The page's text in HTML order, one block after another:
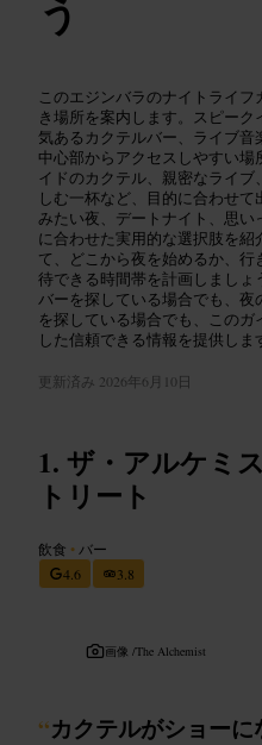
う
このエジンバラのナイトライ
き場所を案内します。スピー
気あるカクテルバー、ライブ
中心部からアクセスしやすい
イドのカクテル、親密なライ
しむ一杯など、目的に合わせ
みたい夜、デートナイト、思
に合わせた実用的な選択肢を
て、どこから夜を始めるか、
待できる時間帯を計画しまし
バーを探している場合でも、
を探している場合でも、この
した信頼できる情報を提供しま
更新済み 2026年6月10日
ザ・アルケミ
トリート
飲食 • バー
4.6
3.8
画像 /The Alchemist
“カクテルがショー